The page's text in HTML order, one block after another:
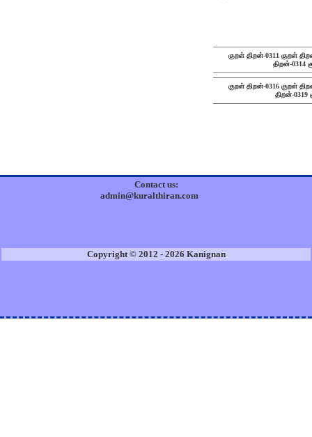
குறள் திறன்-0311 குறள்
திறன்-0314
குறள் திறன்-0316 குறள்
திறன்-0319
Contact us:
admin@kuralthiran.com
Copyright © 2012 - 2026 Kanignan